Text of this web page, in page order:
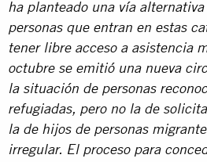
ha planteado una vía
personas que entran en estas
tener libre acceso a asistencia
octubre se emitió una nueva
la situación de personas
refugiadas, pero no la de
la de hijos de personas
irregular. El proceso para